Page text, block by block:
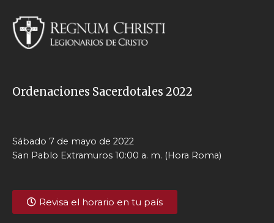
Ordenaciones Sacerdotales 2022
Sábado 7 de mayo de 2022
San Pablo Extramuros 10:00 a. m. (Hora Roma)
Revisa el horario en tu país